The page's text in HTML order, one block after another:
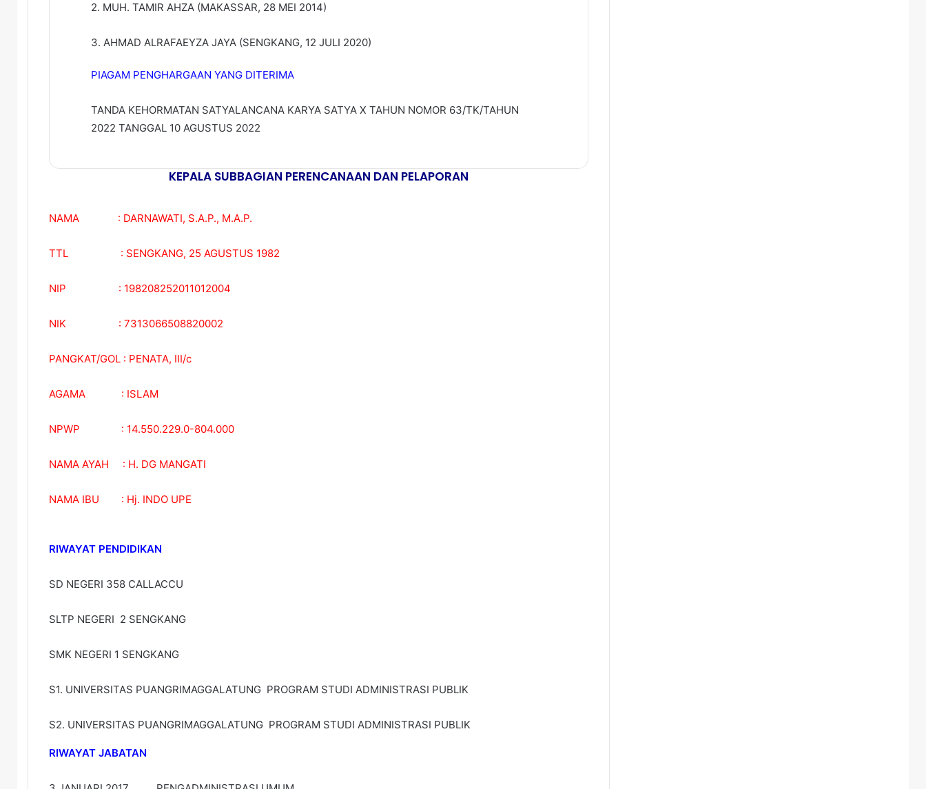
2. MUH. TAMIR AHZA (MAKASSAR, 28 MEI 2014)
3. AHMAD ALRAFAEYZA JAYA (SENGKANG, 12 JULI 2020)
PIAGAM PENGHARGAAN YANG DITERIMA
TANDA KEHORMATAN SATYALANCANA KARYA SATYA X TAHUN NOMOR 63/TK/TAHUN
2022 TANGGAL 10 AGUSTUS 2022
KEPALA SUBBAGIAN PERENCANAAN DAN PELAPORAN
NAMA : DARNAWATI, S.A.P., M.A.P.
TTL : SENGKANG, 25 AGUSTUS 1982
NIP : 198208252011012004
NIK : 7313066508820002
PANGKAT/GOL : PENATA, III/c
AGAMA : ISLAM
NPWP : 14.550.229.0-804.000
NAMA AYAH : H. DG MANGATI
NAMA IBU : Hj. INDO UPE
RIWAYAT PENDIDIKAN
SD NEGERI 358 CALLACCU
SLTP NEGERI 2 SENGKANG
SMK NEGERI 1 SENGKANG
S1. UNIVERSITAS PUANGRIMAGGALATUNG PROGRAM STUDI ADMINISTRASI PUBLIK
S2. UNIVERSITAS PUANGRIMAGGALATUNG PROGRAM STUDI ADMINISTRASI PUBLIK
RIWAYAT JABATAN